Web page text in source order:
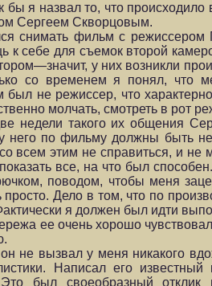
я назвал то, что
Сергеем Скворцовым.
снимать фильм с
к себе для съемок второй
у них возникли
со временем я понял, что
был не режиссер, что
молчать, смотреть в рот
недели такого их общения
него по фильму должны быть
всем этим не справиться, и
все, на что был
поводом, чтобы меня
просто. Дело в том, что по
я должен был идти
ее очень хорошо
не вызвал у меня никакого
Написал его
был своеобразный отклик